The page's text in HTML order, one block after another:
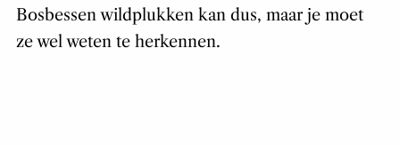
Bosbessen wildplukken kan dus, maar je moet
ze wel weten te herkennen.